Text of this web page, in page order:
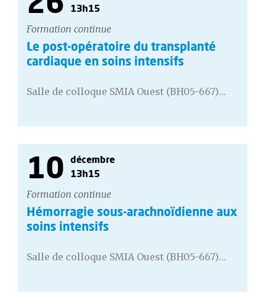
13h15
Formation continue
Le post-opératoire du transplanté
cardiaque en soins intensifs
Salle de colloque SMIA Ouest (BH05-667)…
10
décembre
13h15
Formation continue
Hémorragie sous-arachnoïdienne aux
soins intensifs
Salle de colloque SMIA Ouest (BH05-667)…